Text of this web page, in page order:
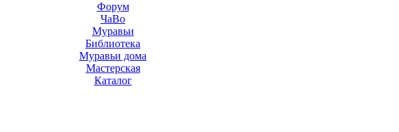
Форум
ЧаВо
Муравьи
Библиотека
Муравьи дома
Мастерская
Каталог